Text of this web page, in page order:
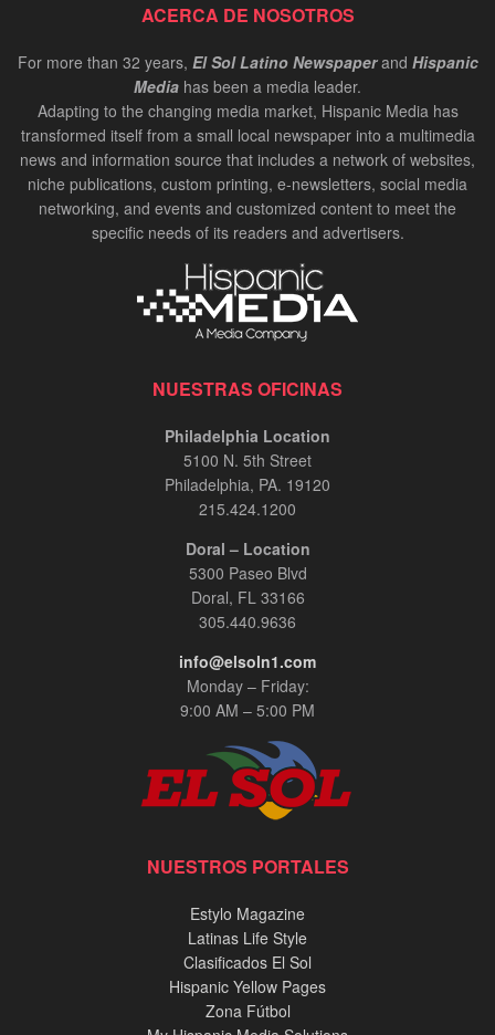
ACERCA DE NOSOTROS
For more than 32 years, El Sol Latino Newspaperand Hispanic
Media has been a media leader.
Adapting to the changing media market, Hispanic Media has
transformed itself from a small local newspaper into a multimedia
news and information source that includes a network of websites,
niche publications, custom printing, e-newsletters, social media
networking, and events and customized content to meet the
specific needs of its readers and advertisers.
NUESTRAS OFICINAS
Philadelphia Location
5100 N. 5th Street
Philadelphia, PA. 19120
215.424.1200
Doral – Location
5300 Paseo Blvd
Doral, FL 33166
305.440.9636
info@elsoln1.com
Monday – Friday:
9:00 AM – 5:00 PM
NUESTROS PORTALES
Estylo Magazine
Latinas Life Style
Clasificados El Sol
Hispanic Yellow Pages
Zona Fútbol